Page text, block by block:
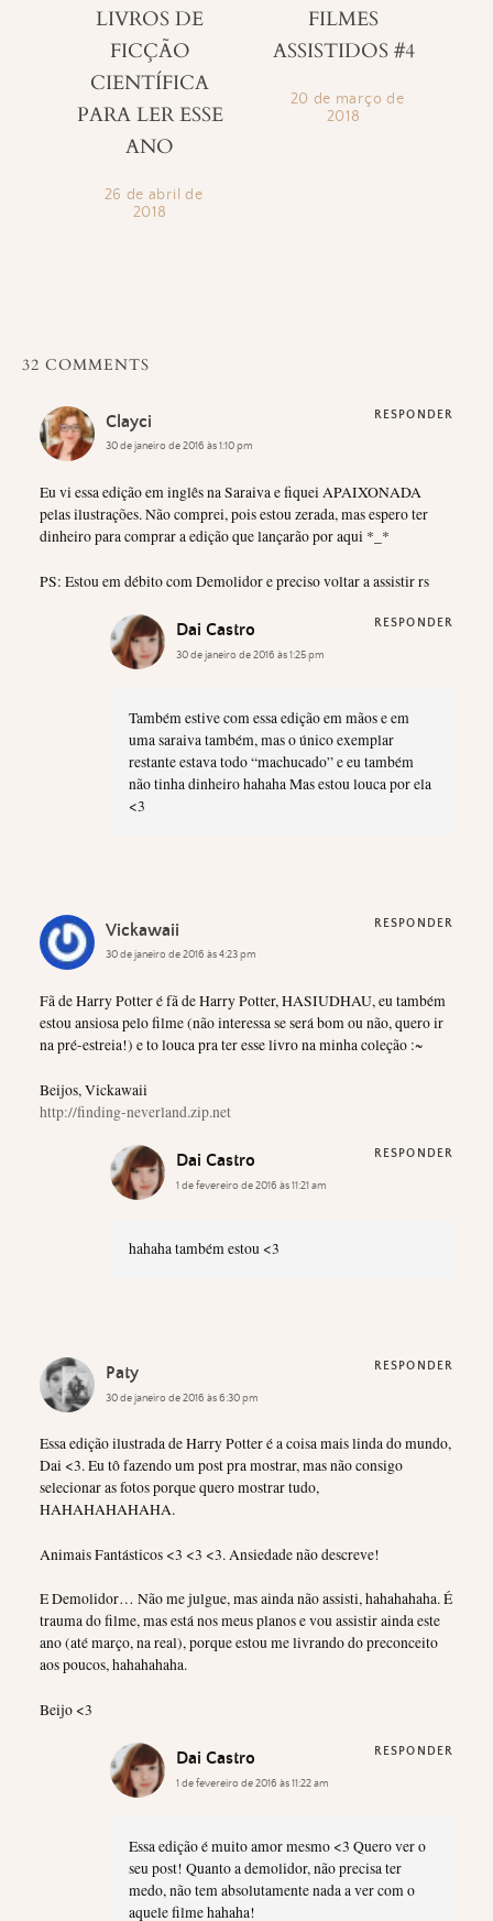
LIVROS DE
FICÇÃO
CIENTÍFICA
PARA LER ESSE
ANO
26 de abril de
2018
FILMES
ASSISTIDOS #4
20 de março de
2018
32 COMMENTS
Clayci
30 de janeiro de 2016 às 1:10 pm
Eu vi essa edição em inglês na Saraiva e fiquei APAIXONADA
pelas ilustrações. Não comprei, pois estou zerada, mas espero ter
dinheiro para comprar a edição que lançarão por aqui *_*
PS: Estou em débito com Demolidor e preciso voltar a assistir rs
RESPONDER
Dai Castro
30 de janeiro de 2016 às 1:25 pm
Também estive com essa edição em mãos e em
uma saraiva também, mas o único exemplar
restante estava todo “machucado” e eu também
não tinha dinheiro hahaha Mas estou louca por ela
<3
RESPONDER
Vickawaii
30 de janeiro de 2016 às 4:23 pm
Fã de Harry Potter é fã de Harry Potter, HASIUDHAU, eu também
estou ansiosa pelo filme (não interessa se será bom ou não, quero ir
na pré-estreia!) e to louca pra ter esse livro na minha coleção :~
Beijos, Vickawaii
http://finding-neverland.zip.net
RESPONDER
Dai Castro
1 de fevereiro de 2016 às 11:21 am
hahaha também estou <3
RESPONDER
Paty
30 de janeiro de 2016 às 6:30 pm
Essa edição ilustrada de Harry Potter é a coisa mais linda do mundo,
Dai <3. Eu tô fazendo um post pra mostrar, mas não consigo
selecionar as fotos porque quero mostrar tudo,
HAHAHAHAHAHA.
Animais Fantásticos <3 <3 <3. Ansiedade não descreve!
E Demolidor… Não me julgue, mas ainda não assisti, hahahahaha. É
trauma do filme, mas está nos meus planos e vou assistir ainda este
ano (até março, na real), porque estou me livrando do preconceito
aos poucos, hahahahaha.
Beijo <3
RESPONDER
Dai Castro
1 de fevereiro de 2016 às 11:22 am
Essa edição é muito amor mesmo <3 Quero ver o
seu post! Quanto a demolidor, não precisa ter
medo, não tem absolutamente nada a ver com o
aquele filme hahaha!
RESPONDER